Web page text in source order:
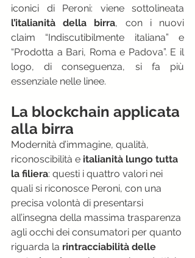
iconici di Peroni: viene sottolineata
l’italianità della birra, con i nuovi
claim “Indiscutibilmente italiana” e
“Prodotta a Bari, Roma e Padova”. E il
logo, di conseguenza, si fa più
essenziale nelle linee.
La blockchain applicata
alla birra
Modernità d’immagine, qualità,
riconoscibilità e italianità lungo tutta
la filiera: questi i quattro valori nei
quali si riconosce Peroni, con una
precisa volontà di presentarsi
all’insegna della massima trasparenza
agli occhi dei consumatori per quanto
riguarda la rintracciabilità delle